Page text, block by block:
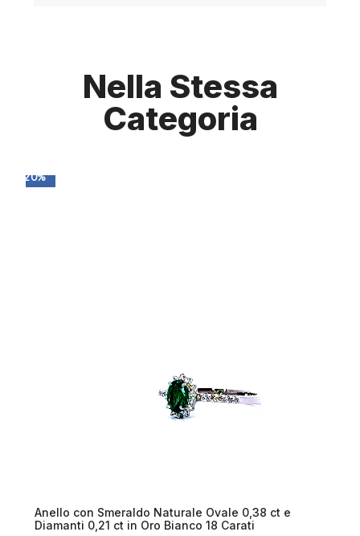
Nella Stessa
Categoria
Anello con Smeraldo Naturale Ovale 0,38 ct e
Diamanti 0,21 ct in Oro Bianco 18 Carati
-20%